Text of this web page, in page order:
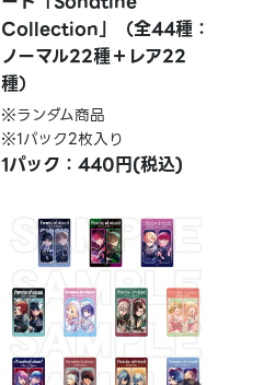
Collection」（全44種：
ノーマル22種＋レア22
種）
※ランダム商品
※1パック2枚入り
1パック：440円(税込)